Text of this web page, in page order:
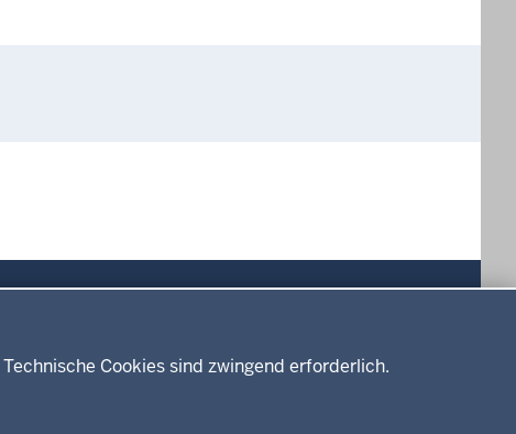
Cookies sind zwingend erforderlich.